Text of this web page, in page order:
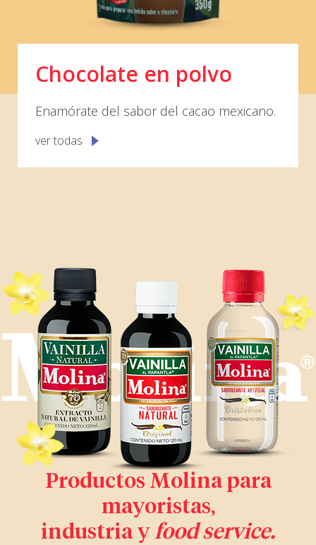
Chocolate en polvo
Enamórate del sabor del cacao mexicano.
ver todas
Productos Molina para
mayoristas,
industria y food service.